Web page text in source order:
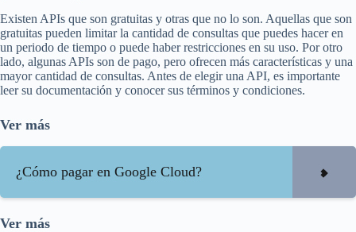
Existen APIs que son gratuitas y otras que no lo son. Aquellas que son
gratuitas pueden limitar la cantidad de consultas que puedes hacer en
un periodo de tiempo o puede haber restricciones en su uso. Por otro
lado, algunas APIs son de pago, pero ofrecen más características y una
mayor cantidad de consultas. Antes de elegir una API, es importante
leer su documentación y conocer sus términos y condiciones.
Ver más
¿Cómo pagar en Google Cloud?
Ver más